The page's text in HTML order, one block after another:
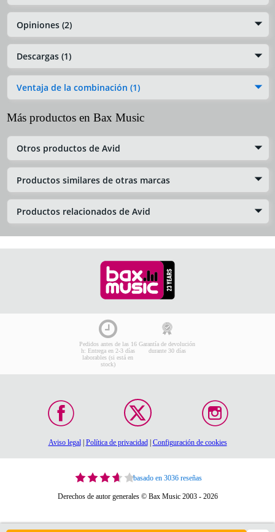
Opiniones (2)
Descargas (1)
Ventaja de la combinación (1)
Más productos en Bax Music
Otros productos de Avid
Productos similares de otras marcas
Productos relacionados de Avid
Pedidos antes de las 16
h: Entrega en 2-3 días
laborables (si está en
stock)
Garantía de devolución
durante 30 días
Aviso legal| Política de privacidad| Configuración de cookies
basado en 3036 reseñas
Derechos de autor generales © Bax Music 2003 - 2026